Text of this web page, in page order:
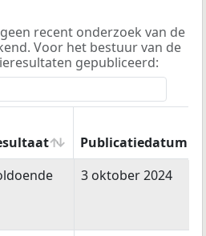
recent onderzoek van de
Voor het bestuur van de
gepubliceerd:
Publicatiedatum
Publicatiedatum
3 oktober 2024